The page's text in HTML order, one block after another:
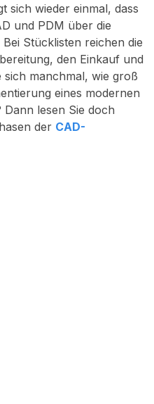
sich wieder einmal, dass
und PDM über die
Stücklisten reichen die
den Einkauf und
sich manchmal, wie groß
eines modernen
lesen Sie doch
der CAD-